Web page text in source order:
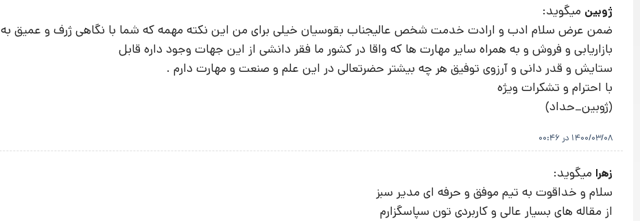
ژوبین میگوید:
ضمن عرض سلام ادب و ارادت خدمت شخص عالیجناب بقوسیان خیلی برای من این نکته مهمه که شما با نگاهی ژرف و عمیق
بازاریابی و فروش و به همراه سایر مهارت ها که واقا در کشور ما فقر دانشی از این جهات وجود داره قابل
ستایش و قدر دانی و آرزوی توفیق هر چه بیشتر حضرتعالی در این علم و صنعت و مهارت دارم .
با احترام و تشکرات ویژه
(ژوبین_حداد)
1400/03/08 در 00:46
زهرا میگوید:
سلام و خداقوت به تیم موفق و حرفه ای مدیر سبز
از مقاله های بسیار عالی و کاربردی تون سپاسگزارم